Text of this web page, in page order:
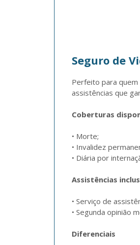
Seguro de
Perfeito para
assistências que
Coberturas
• Morte;
• Invalidez
• Diária por
Assistências
• Serviço de
• Segunda opinião
Diferenciais